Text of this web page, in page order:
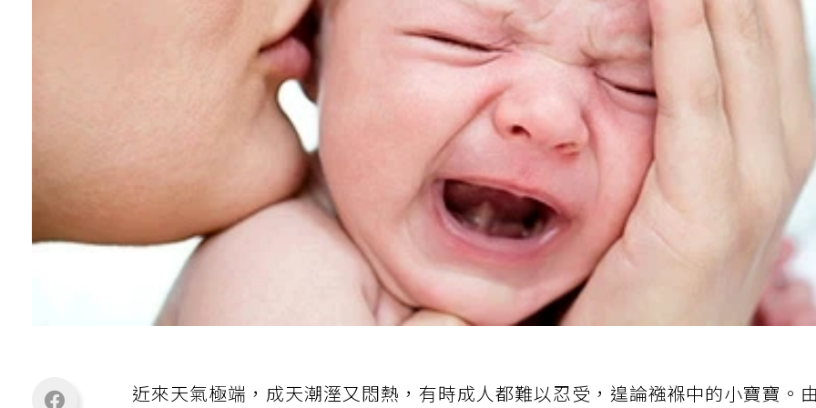
近來天氣極端，成天潮溼又悶熱，有時成人都難以忍受，遑論襁褓中的小寶寶。